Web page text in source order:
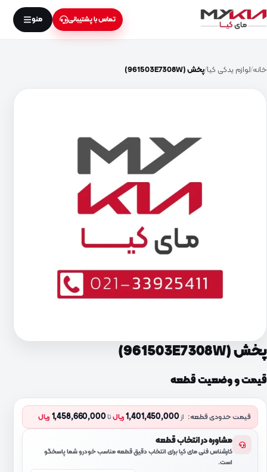
تماس با پشتیبانی منو
خانه لوازم یدکی کیا پخش (961503E7308W)
پخش (961503E7308W)
قیمت و وضعیت قطعه
قیمت حدودی قطعه: از1,401,450,000 ریالتا1,458,660,000 ریال
مشاوره در انتخاب قطعه
کارشناس فنی مای کیا برای انتخاب دقیق قطعه مناسب خودرو شما پاسخگو
است.